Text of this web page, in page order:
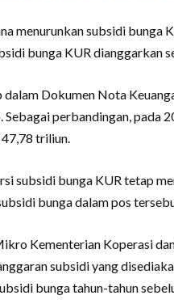
menurunkan subsidi bunga
bunga KUR dianggarkan
Dokumen Nota
perbandingan, pada
triliun.
subsidi bunga KUR tetap
bunga dalam pos
Kementerian Koperasi
subsidi yang
bunga tahun-tahun